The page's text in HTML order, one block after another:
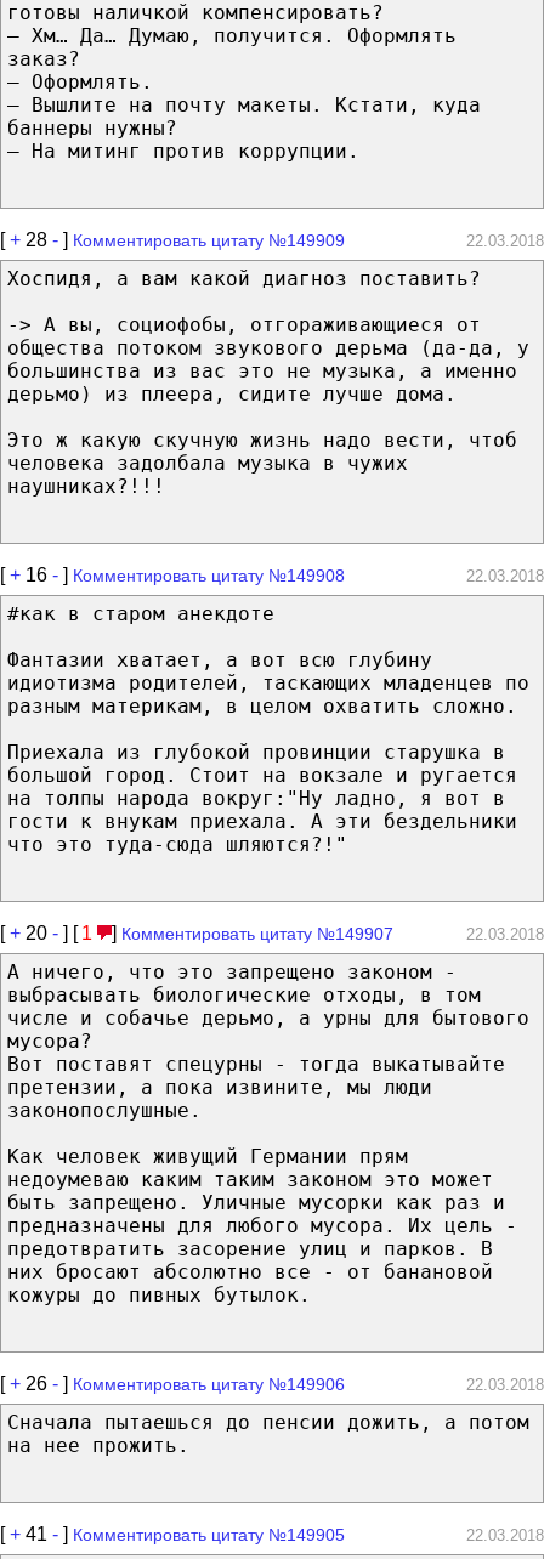
готовы наличкой компенсировать?
– Хм… Да… Думаю, получится. Оформлять
заказ?
– Оформлять.
– Вышлите на почту макеты. Кстати, куда
баннеры нужны?
– На митинг против коррупции.
[+ 28 - ] Комментировать цитату №149909 22.03.2018
Хоспидя, а вам какой диагноз поставить?
-> А вы, социофобы, отгораживающиеся от
общества потоком звукового дерьма (да-да, у
большинства из вас это не музыка, а именно
дерьмо) из плеера, сидите лучше дома.
Это ж какую скучную жизнь надо вести, чтоб
человека задолбала музыка в чужих
наушниках?!!!
[+ 16 - ] Комментировать цитату №149908 22.03.2018
#как в старом анекдоте
Фантазии хватает, а вот всю глубину
идиотизма родителей, таскающих младенцев по
разным материкам, в целом охватить сложно.
Приехала из глубокой провинции старушка в
большой город. Стоит на вокзале и ругается
на толпы народа вокруг:"Ну ладно, я вот в
гости к внукам приехала. А эти бездельники
что это туда-сюда шляются?!"
[+ 20 - ] [ 1 ] Комментировать цитату №149907 22.03.2018
А ничего, что это запрещено законом -
выбрасывать биологические отходы, в том
числе и собачье дерьмо, а урны для бытового
мусора?
Вот поставят спецурны - тогда выкатывайте
претензии, а пока извините, мы люди
законопослушные.
Как человек живущий Германии прям
недоумеваю каким таким законом это может
быть запрещено. Уличные мусорки как раз и
предназначены для любого мусора. Их цель -
предотвратить засорение улиц и парков. В
них бросают абсолютно все - от банановой
кожуры до пивных бутылок.
[+ 26 - ] Комментировать цитату №149906 22.03.2018
Сначала пытаешься до пенсии дожить, а потом
на нее прожить.
[+ 41 - ] Комментировать цитату №149905 22.03.2018